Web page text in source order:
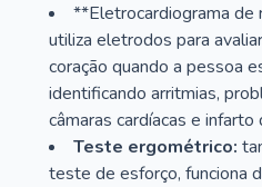
**Eletrocardiograma de
utiliza eletrodos para
coração quando a pessoa
identificando arritmias,
câmaras cardíacas e infarto
Teste ergométrico:
teste de esforço, funciona